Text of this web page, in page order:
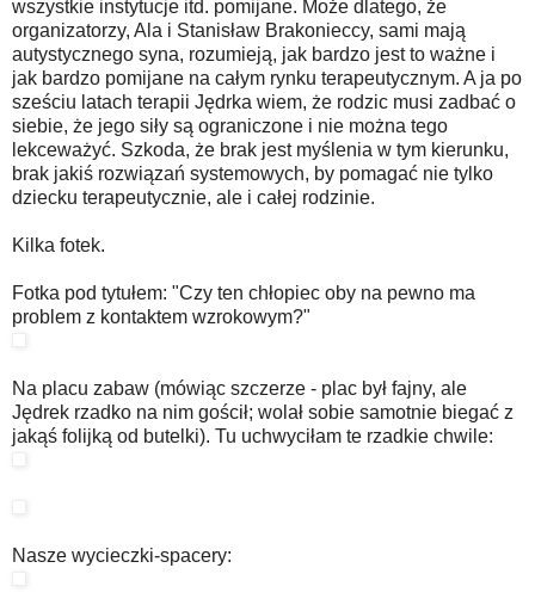
wszystkie instytucje itd. pomijane. Może dlatego, że
organizatorzy, Ala i Stanisław Brakonieccy, sami mają
autystycznego syna, rozumieją, jak bardzo jest to ważne i
jak bardzo pomijane na całym rynku terapeutycznym. A ja po
sześciu latach terapii Jędrka wiem, że rodzic musi zadbać o
siebie, że jego siły są ograniczone i nie można tego
lekceważyć. Szkoda, że brak jest myślenia w tym kierunku,
brak jakiś rozwiązań systemowych, by pomagać nie tylko
dziecku terapeutycznie, ale i całej rodzinie.
Kilka fotek.
Fotka pod tytułem: "Czy ten chłopiec oby na pewno ma
problem z kontaktem wzrokowym?"
Na placu zabaw (mówiąc szczerze - plac był fajny, ale
Jędrek rzadko na nim gościł; wolał sobie samotnie biegać z
jakąś folijką od butelki). Tu uchwyciłam te rzadkie chwile:
Nasze wycieczki-spacery: